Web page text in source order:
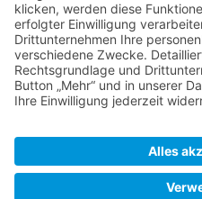
TEL. +49 4152 40 81 ·
Fax: +49 4152 812 22 ·
info@cn-consulting.de
© 2017 CN Consulting +
Baustoff-
Vertriebsgesellschaft mbH